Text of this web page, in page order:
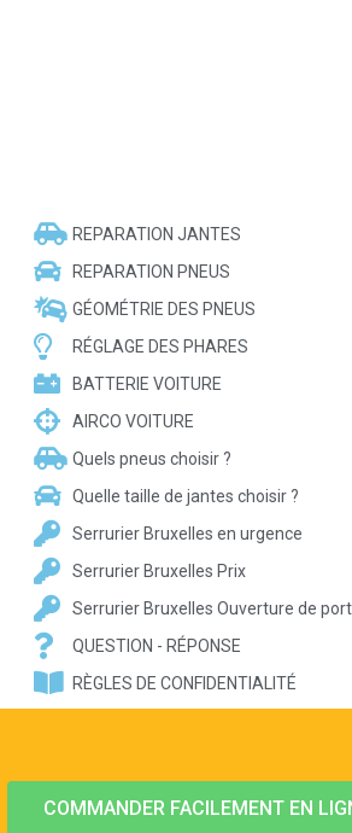
REPARATION JANTES
REPARATION PNEUS
GÉOMÉTRIE DES PNEUS
RÉGLAGE DES PHARES
BATTERIE VOITURE
AIRCO VOITURE
Quels pneus choisir ?
Quelle taille de jantes choisir ?
Serrurier Bruxelles en urgence
Serrurier Bruxelles Prix
Serrurier Bruxelles Ouverture de
QUESTION - RÉPONSE
RÈGLES DE CONFIDENTIALITÉ
COMMANDER FACILEMENT EN